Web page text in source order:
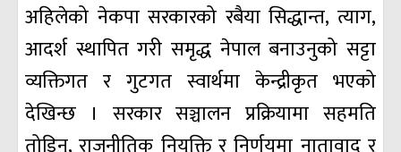
अहिलेको नेकपा सरकारको रबैया सिद्धान्त, त्याग,
आदर्श स्थापित गरी समृद्ध नेपाल बनाउनुको सट्टा
व्यक्तिगत र गुटगत स्वार्थमा केन्द्रीकृत भएको
देखिन्छ । सरकार सञ्चालन प्रक्रियामा सहमति